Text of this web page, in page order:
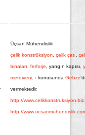
Üçsan Mühendislik
çelik konstrüksiyon çelik çatı
binaları, ferforje , yangın kapısı,
merdiveni, ı konusunda Gebze
vermektedir.
http://
http://